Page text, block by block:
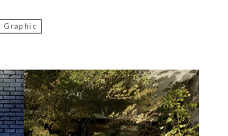
Graphic